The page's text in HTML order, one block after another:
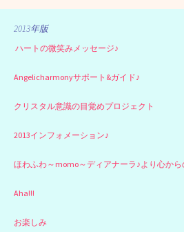
2013年版
ハートの微笑みメッセージ♪
Angelicharmonyサポート&ガイド♪
クリスタル意識の目覚めプロジェクト
2013インフォメーション♪
ほわふわ～momo～ディアナーラ♪より心か
Aha!!!
お楽しみ